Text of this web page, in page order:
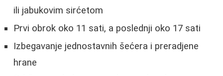
ili jabukovim sirćetom
Prvi obrok oko 11 sati, a poslednji oko 17 sati
Izbegavanje jednostavnih šećera i preradjene
hrane